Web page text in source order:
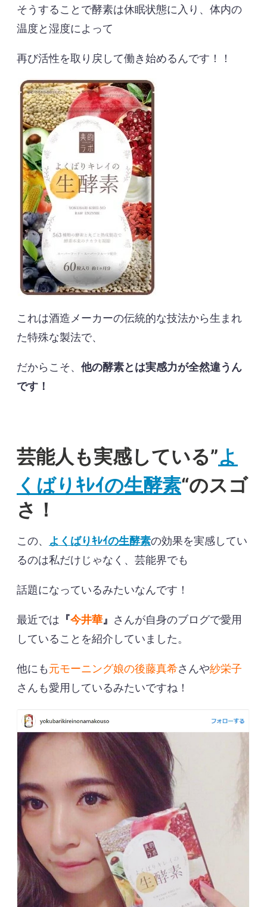
そうすることで酵素は休眠状態に入り、体内の
温度と湿度によって
再び活性を取り戻して働き始めるんです！！
これは酒造メーカーの伝統的な技法から生まれ
た特殊な製法で、
だからこそ、 他の酵素とは実感力が全然違うん
です！
芸能人も実感している”よ
くばりｷﾚｲの生酵素“のスゴ
さ！
この、 よくばりｷﾚｲの生酵素の効果を実感してい
るのは私だけじゃなく、芸能界でも
話題になっているみたいなんです！
最近では 『今井華』 さんが自身のブログで愛用
していることを紹介していました。
他にも元モーニング娘の後藤真希さんや紗栄子
さんも愛用しているみたいですね！